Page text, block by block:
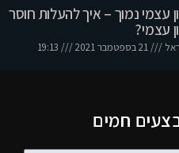
עצמי נמוך – איך להעלות חוסר
עצמי?
21 בספטמבר 2021
חמים